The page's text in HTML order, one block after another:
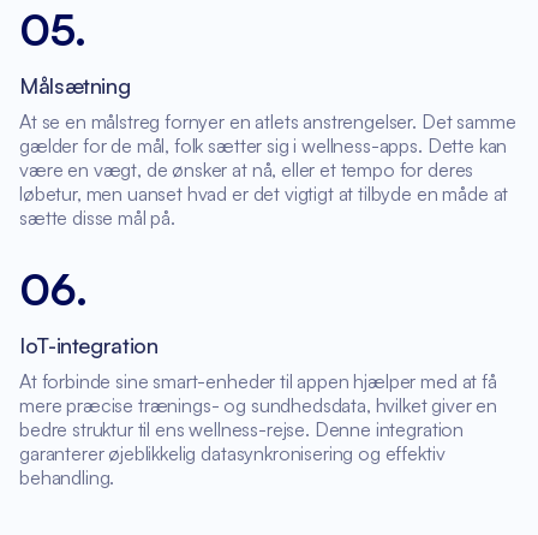
05.
Målsætning
At se en målstreg fornyer en atlets anstrengelser. Det samme
gælder for de mål, folk sætter sig i wellness-apps. Dette kan
være en vægt, de ønsker at nå, eller et tempo for deres
løbetur, men uanset hvad er det vigtigt at tilbyde en måde at
sætte disse mål på.
06.
IoT-integration
At forbinde sine smart-enheder til appen hjælper med at få
mere præcise trænings- og sundhedsdata, hvilket giver en
bedre struktur til ens wellness-rejse. Denne integration
garanterer øjeblikkelig datasynkronisering og effektiv
behandling.